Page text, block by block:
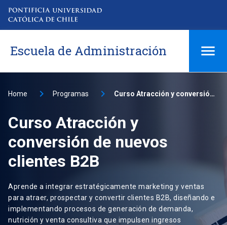
Escuela de Administración
Home Programas Curso Atracción y conversión de nuevos clientes B2B
Curso Atracción y
conversión de nuevos
clientes B2B
Aprende a integrar estratégicamente marketing y ventas
para atraer, prospectar y convertir clientes B2B, diseñando e
implementando procesos de generación de demanda,
nutrición y venta consultiva que impulsen ingresos